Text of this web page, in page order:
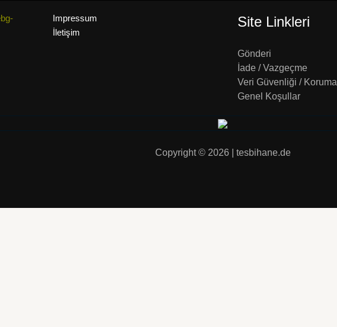
Impressum
İletişim
Site Linkleri
Gönderi
İade / Vazgeçme
Veri Güvenliği / Koruma
Genel Koşullar
Copyright © 2026 | tesbihane.de